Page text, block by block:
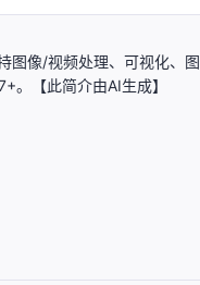
图像/视频处理、可视化、
。【此简介由AI生成】